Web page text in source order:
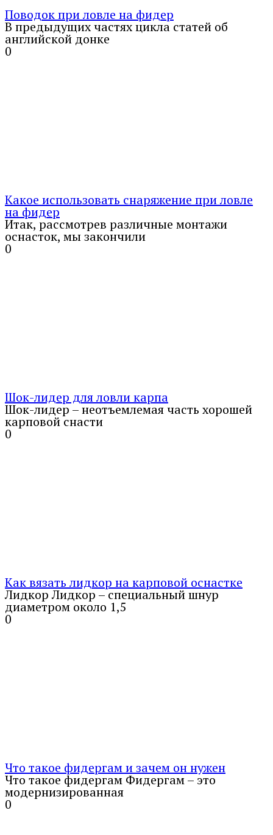
Поводок при ловле на фидер
В предыдущих частях цикла статей об
английской донке
0
Какое использовать снаряжение при ловле
на фидер
Итак, рассмотрев различные монтажи
оснасток, мы закончили
0
Шок-лидер для ловли карпа
Шок-лидер – неотъемлемая часть хорошей
карповой снасти
0
Как вязать лидкор на карповой оснастке
Лидкор Лидкор – специальный шнур
диаметром около 1,5
0
Что такое фидергам и зачем он нужен
Что такое фидергам Фидергам – это
модернизированная
0